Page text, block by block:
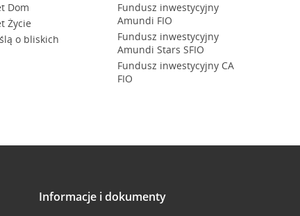
Dom
Życie
o bliskich
Fundusz inwestycyjny
Amundi FIO
Fundusz inwestycyjny
Amundi Stars SFIO
Fundusz inwestycyjny CA
FIO
Informacje i dokumenty